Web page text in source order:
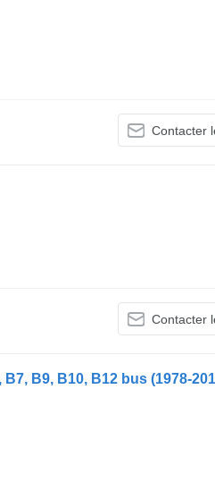
Contacter
Contacter
B9, B10, B12 bus (1978-